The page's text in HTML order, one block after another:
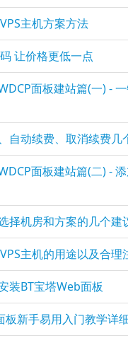
主机方案方法
让价格更低一点
面板建站篇(一) -
自动续费、取消续费几
面板建站篇(二) -
择机房和方案的几个建
主机的用途以及合理
装BT宝塔Web面板
新手易用入门教学详